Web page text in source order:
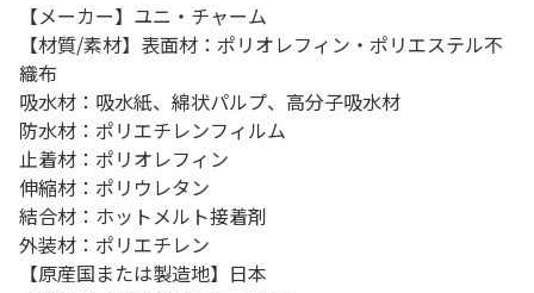
【メーカー】ユニ・チャーム
【材質/素材】表面材：ポリオレフィン・ポリエステル不
織布
吸水材：吸水紙、綿状パルプ、高分子吸水材
防水材：ポリエチレンフィルム
止着材：ポリオレフィン
伸縮材：ポリウレタン
結合材：ホットメルト接着剤
外装材：ポリエチレン
【原産国または製造地】日本